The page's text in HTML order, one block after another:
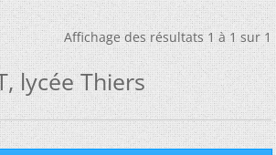
Affichage des résultats 1 à 1 sur 1
lycée Thiers